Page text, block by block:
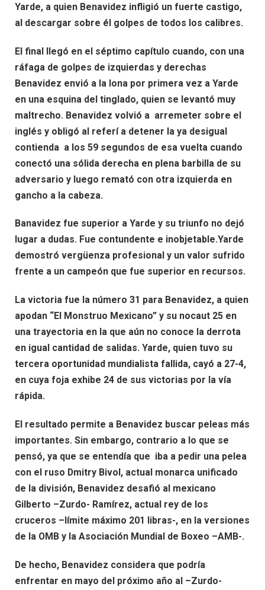
Yarde, a quien Benavidez infligió un fuerte castigo,
al descargar sobre él golpes de todos los calibres.
El final llegó en el séptimo capítulo cuando, con una
ráfaga de golpes de izquierdas y derechas
Benavidez envió a la lona por primera vez a Yarde
en una esquina del tinglado, quien se levantó muy
maltrecho. Benavidez volvió a arremeter sobre el
inglés y obligó al referí a detener la ya desigual
contienda a los 59 segundos de esa vuelta cuando
conectó una sólida derecha en plena barbilla de su
adversario y luego remató con otra izquierda en
gancho a la cabeza.
Banavidez fue superior a Yarde y su triunfo no dejó
lugar a dudas. Fue contundente e inobjetable.Yarde
demostró vergüenza profesional y un valor sufrido
frente a un campeón que fue superior en recursos.
La victoria fue la número 31 para Benavidez, a quien
apodan “El Monstruo Mexicano” y su nocaut 25 en
una trayectoria en la que aún no conoce la derrota
en igual cantidad de salidas. Yarde, quien tuvo su
tercera oportunidad mundialista fallida, cayó a 27-4,
en cuya foja exhibe 24 de sus victorias por la vía
rápida.
El resultado permite a Benavidez buscar peleas más
importantes. Sin embargo, contrario a lo que se
pensó, ya que se entendía que iba a pedir una pelea
con el ruso Dmitry Bivol, actual monarca unificado
de la división, Benavidez desafió al mexicano
Gilberto –Zurdo- Ramírez, actual rey de los
cruceros –límite máximo 201 libras-, en la versiones
de la OMB y la Asociación Mundial de Boxeo –AMB-.
De hecho, Benavidez considera que podría
enfrentar en mayo del próximo año al –Zurdo-